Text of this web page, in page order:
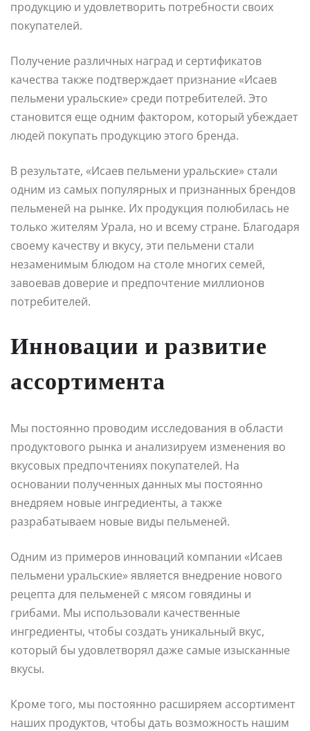
продукцию и удовлетворить потребности своих
покупателей.
Получение различных наград и сертификатов
качества также подтверждает признание «Исаев
пельмени уральские» среди потребителей. Это
становится еще одним фактором, который убеждает
людей покупать продукцию этого бренда.
В результате, «Исаев пельмени уральские» стали
одним из самых популярных и признанных брендов
пельменей на рынке. Их продукция полюбилась не
только жителям Урала, но и всему стране. Благодаря
своему качеству и вкусу, эти пельмени стали
незаменимым блюдом на столе многих семей,
завоевав доверие и предпочтение миллионов
потребителей.
Инновации и развитие
ассортимента
Мы постоянно проводим исследования в области
продуктового рынка и анализируем изменения во
вкусовых предпочтениях покупателей. На
основании полученных данных мы постоянно
внедряем новые ингредиенты, а также
разрабатываем новые виды пельменей.
Одним из примеров инноваций компании «Исаев
пельмени уральские» является внедрение нового
рецепта для пельменей с мясом говядины и
грибами. Мы использовали качественные
ингредиенты, чтобы создать уникальный вкус,
который бы удовлетворял даже самые изысканные
вкусы.
Кроме того, мы постоянно расширяем ассортимент
наших продуктов, чтобы дать возможность нашим